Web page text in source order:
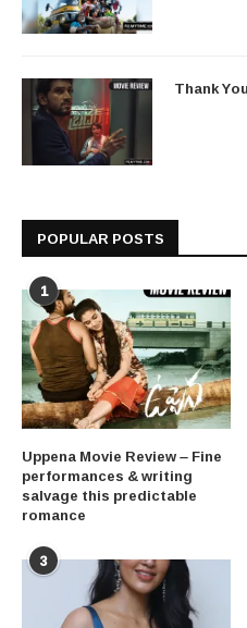
Thank
POPULAR POSTS
1
Uppena Movie Review – Fine
performances & writing
salvage this predictable
romance
3